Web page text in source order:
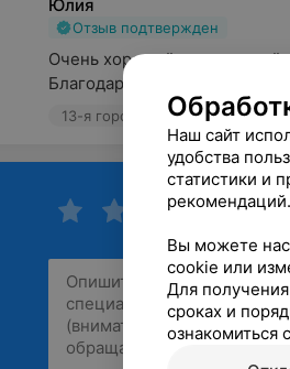
Юлия
Отзыв подтвержден
Очень хороший врач, чуткий
Благодарю!
Наш сайт
удобства
статистики и
рекомендаций.
Вы можете
cookie или
Для
сроках и
ознакомиться